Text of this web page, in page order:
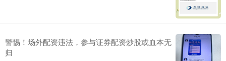
警惕！场外配资违法，参与证券配资炒股或血本无
归